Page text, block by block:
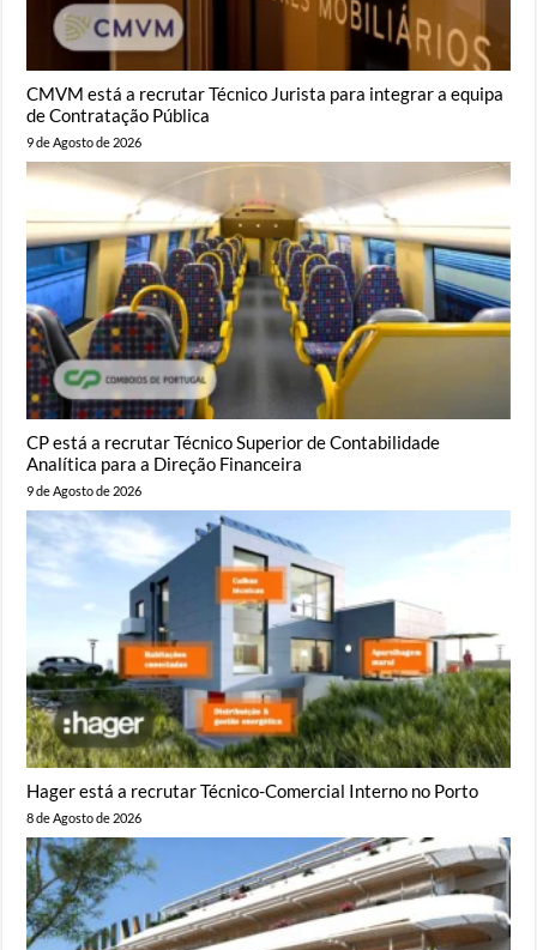
CMVM está a recrutar Técnico Jurista para integrar a equipa
de Contratação Pública
9 de Agosto de 2026
CP está a recrutar Técnico Superior de Contabilidade
Analítica para a Direção Financeira
9 de Agosto de 2026
Hager está a recrutar Técnico-Comercial Interno no Porto
8 de Agosto de 2026